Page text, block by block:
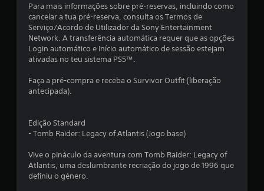
Para mais informações sobre pré-reservas, incluindo como
cancelar a tua pré-reserva, consulta os Termos de
Serviço/Acordo de Utilizador da Sony Entertainment
Network. A transferência automática requer que as opções
Login automático e Início automático de sessão estejam
ativadas no teu sistema PS5™.
Faça a pré-compra e receba o Survivor Outfit (liberação
antecipada).
Edição Standard
- Tomb Raider: Legacy of Atlantis (Jogo base)
Vive o pináculo da aventura com Tomb Raider: Legacy of
Atlantis, uma deslumbrante recriação do jogo de 1996 que
definiu o género.